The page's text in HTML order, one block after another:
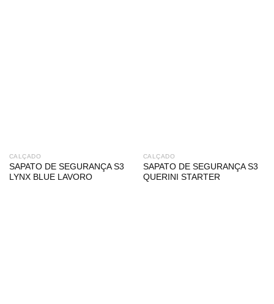
CALÇADO
SAPATO DE SEGURANÇA S3
LYNX BLUE LAVORO
CALÇADO
SAPATO DE SEGURANÇA S3
QUERINI STARTER